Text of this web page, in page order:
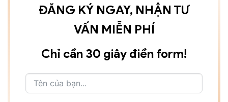
ĐĂNG KÝ NGAY, NHẬN TƯ
VẤN MIỄN PHÍ
Chỉ cần 30 giây điền form!